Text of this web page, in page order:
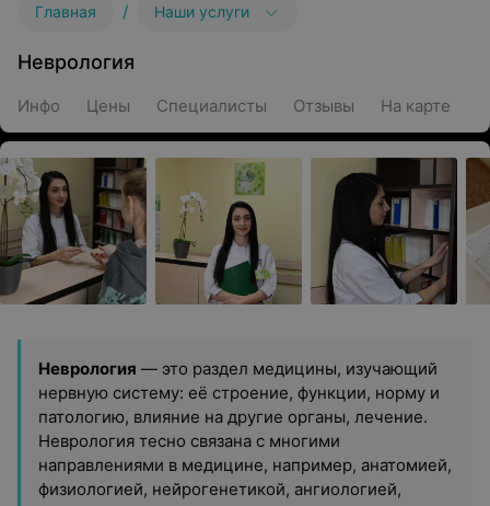
Главная / Наши услуги
Неврология
Инфо Цены Специалисты Отзывы На карте
Неврология — это раздел медицины, изучающий
нервную систему: её строение, функции, норму и
патологию, влияние на другие органы, лечение.
Неврология тесно связана с многими
направлениями в медицине, например, анатомией,
физиологией, нейрогенетикой, ангиологией,